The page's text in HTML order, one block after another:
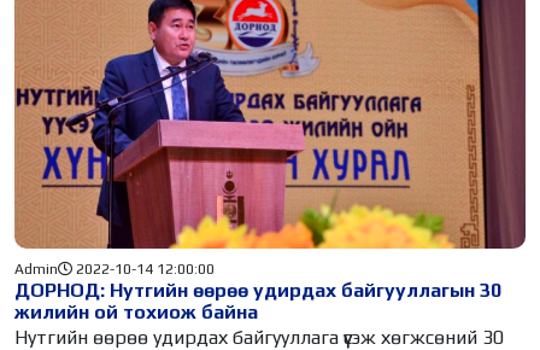
ДОРНОД: Нутгийн өөрөө удирдах байгууллагын 30
жилийн ой тохиож байна
Admin 2022-10-14 12:00:00
Нутгийн өөрөө удирдах байгууллага үүсэж хөгжсөний 30